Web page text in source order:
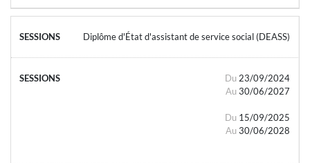
Diplôme d'État d'assistant de service social (DEASS)
Du 23/09/2024
Au 30/06/2027
Du 15/09/2025
Au 30/06/2028